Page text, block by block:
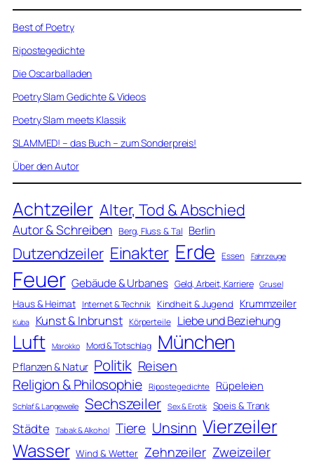
Best of Poetry
Ripostegedichte
Die Oscarballaden
Poetry Slam Gedichte & Videos
Poetry Slam meets Klassik
SLAMMED! – das Buch – zum Sonderpreis!
Über den Autor
Achtzeiler Alter, Tod & Abschied
Autor & Schreiben Berg, Fluss & Tal Berlin
Dutzendzeiler Einakter Erde Essen Fahrzeuge
Feuer Gebäude & Urbanes Geld, Arbeit, Karriere Grusel
Haus & Heimat Internet & Technik Kindheit & Jugend Krummzeiler
Kuba Kunst & Inbrunst Körperteile Liebe und Beziehung
Luft Marokko Mord & Totschlag München
Pflanzen & Natur Politik Reisen
Religion & Philosophie Ripostegedichte Rüpeleien
Schlaf & Langeweile Sechszeiler Sex & Erotik Speis & Trank
Städte Tabak & Alkohol Tiere Unsinn Vierzeiler
Wasser Wind & Wetter Zehnzeiler Zweizeiler